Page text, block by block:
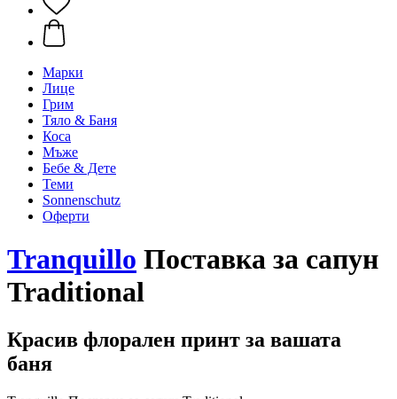
Марки
Лице
Грим
Тяло & Баня
Коса
Мъже
Бебе & Дете
Теми
Sonnenschutz
Оферти
Tranquillo Поставка за сапун
Traditional
Красив флорален принт за вашата
баня